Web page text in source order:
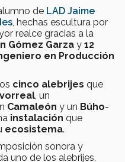
de LAD Jaime
, hechas escultura por
realce gracias a la
Gómez Garza y 12
en Producción
cinco alebrijes que
, un
Camaleón y un Búho-
instalación que
ecosistema.
sonora y
uno de los alebrijes,